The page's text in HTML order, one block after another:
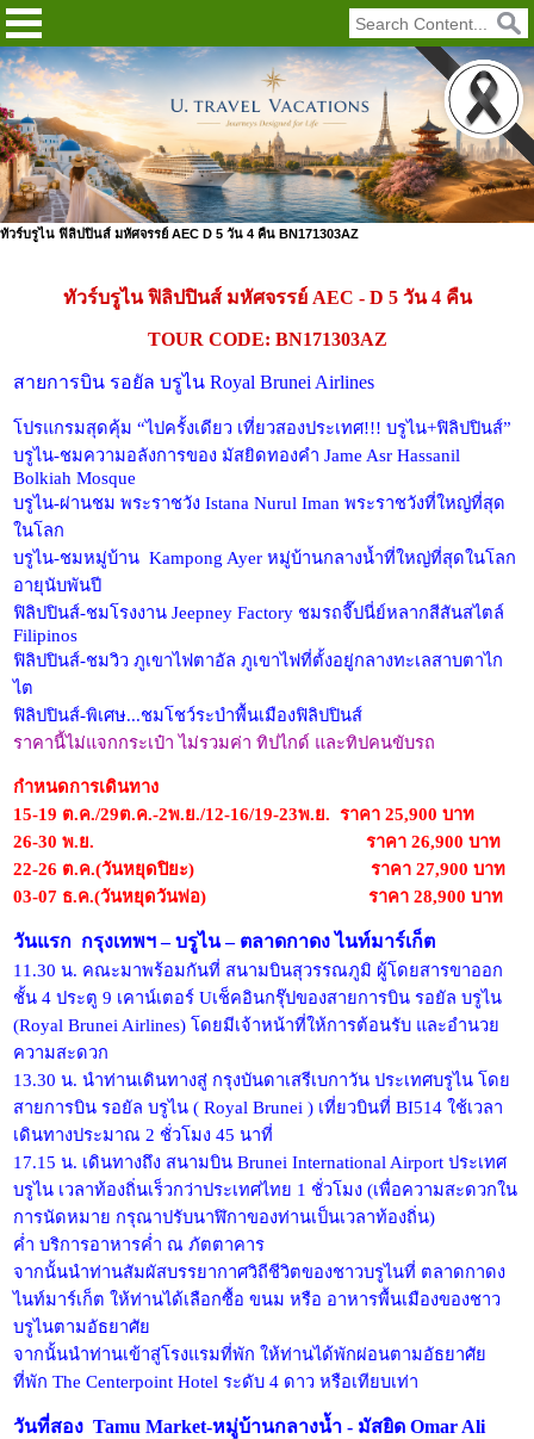
ทัวร์บรูไน ฟิลิปปินส์ มหัศจรรย์ AEC D 5 วัน 4 คืน BN171303AZ
ทัวร์บรูไน ฟิลิปปินส์ มหัศจรรย์ AEC - D 5 วัน 4 คืน
TOUR CODE: BN171303AZ
สายการบิน รอยัล บรูไน Royal Brunei Airlines
โปรแกรมสุดคุ้ม “ไปครั้งเดียว เที่ยวสองประเทศ!!! บรูไน+ฟิลิปปินส์”
บรูไน-ชมความอลังการของ มัสยิดทองคำ Jame Asr Hassanil
Bolkiah Mosque
บรูไน-ผ่านชม พระราชวัง Istana Nurul Iman พระราชวังที่ใหญ่ที่สุด
ในโลก
บรูไน-ชมหมู่บ้าน Kampong Ayer หมู่บ้านกลางน้ำที่ใหญ่ที่สุดในโลก
อายุนับพันปี
ฟิลิปปินส์-ชมโรงงาน Jeepney Factory ชมรถจี๊ปนี่ย์หลากสีสันสไตล์
Filipinos
ฟิลิปปินส์-ชมวิว ภูเขาไฟตาอัล ภูเขาไฟที่ตั้งอยู่กลางทะเลสาบตาไก
ไต
ฟิลิปปินส์-พิเศษ...ชมโชว์ระบำพื้นเมืองฟิลิปปินส์
ราคานี้ไม่แจกกระเป๋า ไม่รวมค่า ทิปไกด์ และทิปคนขับรถ
กำหนดการเดินทาง
15-19 ต.ค./29ต.ค.-2พ.ย./12-16/19-23พ.ย. ราคา 25,900 บาท
26-30 พ.ย. ราคา 26,900 บาท
22-26 ต.ค.(วันหยุดปิยะ) ราคา 27,900 บาท
03-07 ธ.ค.(วันหยุดวันพ่อ) ราคา 28,900 บาท
วันแรก กรุงเทพฯ – บรูไน – ตลาดกาดง ไนท์มาร์เก็ต
11.30 น. คณะมาพร้อมกันที่ สนามบินสุวรรณภูมิ ผู้โดยสารขาออก
ชั้น 4 ประตู 9 เคาน์เตอร์ Uเช็คอินกรุ๊ปของสายการบิน รอยัล บรูไน
(Royal Brunei Airlines) โดยมีเจ้าหน้าที่ให้การต้อนรับ และอำนวย
ความสะดวก
13.30 น. นำท่านเดินทางสู่ กรุงบันดาเสรีเบกาวัน ประเทศบรูไน โดย
สายการบิน รอยัล บรูไน ( Royal Brunei ) เที่ยวบินที่ BI514 ใช้เวลา
เดินทางประมาณ 2 ชั่วโมง 45 นาที่
17.15 น. เดินทางถึง สนามบิน Brunei International Airport ประเทศ
บรูไน เวลาท้องถิ่นเร็วกว่าประเทศไทย 1 ชั่วโมง (เพื่อความสะดวกใน
การนัดหมาย กรุณาปรับนาฬิกาของท่านเป็นเวลาท้องถิ่น)
ค่ำ บริการอาหารค่ำ ณ ภัตตาคาร
จากนั้นนำท่านสัมผัสบรรยากาศวิถีชีวิตของชาวบรูไนที่ ตลาดกาดง
ไนท์มาร์เก็ต ให้ท่านได้เลือกซื้อ ขนม หรือ อาหารพื้นเมืองของชาว
บรูไนตามอัธยาศัย
จากนั้นนำท่านเข้าสู่โรงแรมที่พัก ให้ท่านได้พักผ่อนตามอัธยาศัย
ที่พัก The Centerpoint Hotel ระดับ 4 ดาว หรือเทียบเท่า
วันที่สอง Tamu Market-หมู่บ้านกลางน้ำ - มัสยิด Omar Ali